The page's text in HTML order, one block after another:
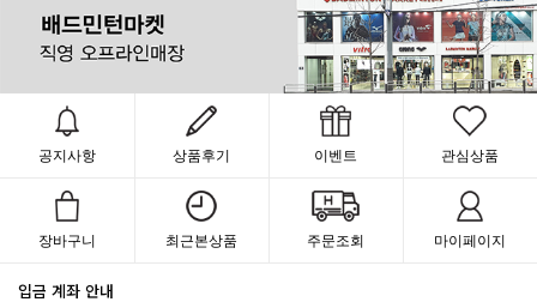
공지사항 상품후기 이벤트 관심상품
장바구니 최근본상품 주문조회 마이페이지
입금 계좌 안내